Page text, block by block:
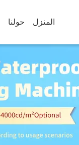
المنزل حولنا